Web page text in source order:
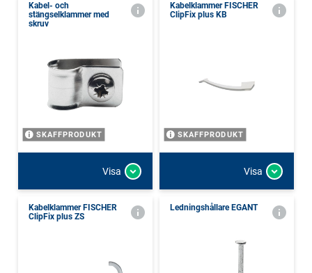
Kabel- och
stängselklammer med
skruv
SKAFFPRODUKT
Visa
Kabelklammer FISCHER
ClipFix plus KB
SKAFFPRODUKT
Visa
Kabelklammer FISCHER
ClipFix plus ZS
Ledningshållare EGANT